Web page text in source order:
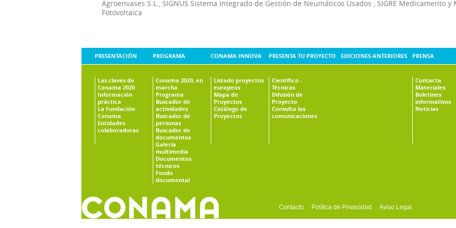
Agroenvases S.L
SIGNUS Sistema Integrado de Gestión de Neumáticos Usados SIGRE Medicamento
Fotovoltaica
PRESENTACIÓN
Las claves de
Conama 2020
Información
práctica
La Fundación
Conama
Entidades
colaboradoras
PROGRAMA
Conama 2020, en
marcha
Programa
Buscador de
actividades
Buscador de
personas
Buscador de
documentos
Galería
multimedia
Documentos
técnicos
Fondo
documental
CONAMA INNOVA
Listado proyectos
europeos
Mapa de
Proyectos
Catálogo de
Proyectos
PRESENTA TU PROYECTO
Científico -
Técnicas
Difusión de
Proyecto
Consulta las
comunicaciones
EDICIONES ANTERIORES PRENSA
Contacta
Materiales
Boletines
informativos
Noticias
Contacto Política de Privacidad Aviso Legal